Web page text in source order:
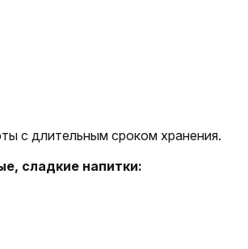
с длительным сроком хранения.
сладкие напитки: